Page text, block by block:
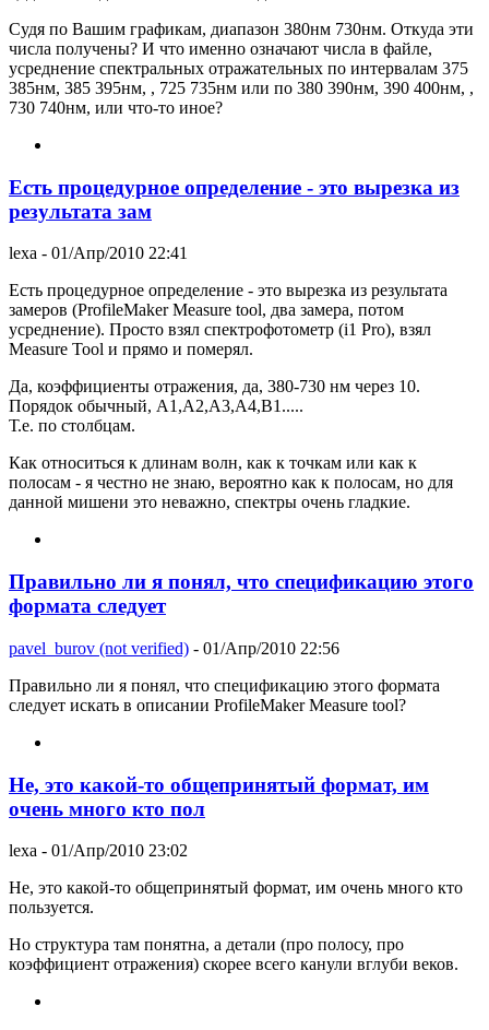
Судя по Вашим графикам, диапазон 380нм 730нм. Откуда эти
числа получены? И что именно означают числа в файле,
усреднение спектральных отражательных по интервалам 375
385нм, 385 395нм, , 725 735нм или по 380 390нм, 390 400нм, ,
730 740нм, или что-то иное?
Есть процедурное определение - это вырезка из
результата зам
lexa - 01/Апр/2010 22:41
Есть процедурное определение - это вырезка из результата
замеров (ProfileMaker Measure tool, два замера, потом
усреднение). Просто взял спектрофотометр (i1 Pro), взял
Measure Tool и прямо и померял.
Да, коэффициенты отражения, да, 380-730 нм через 10.
Порядок обычный, A1,A2,A3,A4,B1.....
Т.е. по столбцам.
Как относиться к длинам волн, как к точкам или как к
полосам - я честно не знаю, вероятно как к полосам, но для
данной мишени это неважно, спектры очень гладкие.
Правильно ли я понял, что спецификацию этого
формата следует
pavel_burov (not verified) - 01/Апр/2010 22:56
Правильно ли я понял, что спецификацию этого формата
следует искать в описании ProfileMaker Measure tool?
Не, это какой-то общепринятый формат, им
очень много кто пол
lexa - 01/Апр/2010 23:02
Не, это какой-то общепринятый формат, им очень много кто
пользуется.
Но структура там понятна, а детали (про полосу, про
коэффициент отражения) скорее всего канули вглуби веков.